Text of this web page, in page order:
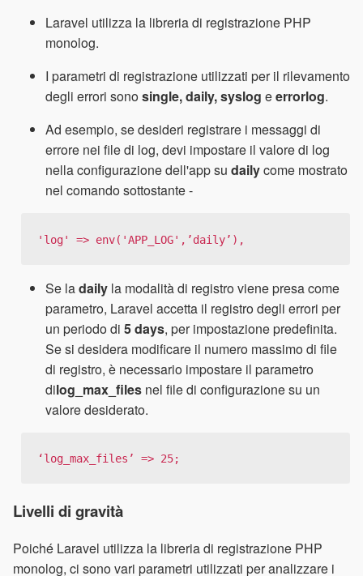
Laravel utilizza la libreria di registrazione PHP
monolog.
I parametri di registrazione utilizzati per il rilevamento
degli errori sonosingle, daily, syslog eerrorlog.
Ad esempio, se desideri registrare i messaggi di
errore nei file di log, devi impostare il valore di log
nella configurazione dell'app su dailycome mostrato
nel comando sottostante -
'log' => env('APP_LOG',’daily’),
Se ladaily la modalità di registro viene presa come
parametro, Laravel accetta il registro degli errori per
un periodo di 5 days, per impostazione predefinita.
Se si desidera modificare il numero massimo di file
di registro, è necessario impostare il parametro
dilog_max_files nel file di configurazione su un
valore desiderato.
‘log_max_files’ => 25;
Livelli di gravità
Poiché Laravel utilizza la libreria di registrazione PHP
monolog, ci sono vari parametri utilizzati per analizzare i